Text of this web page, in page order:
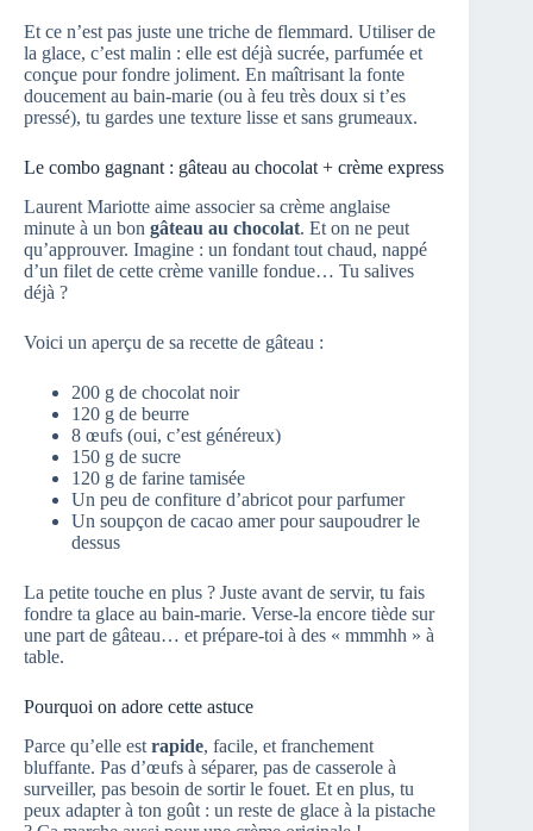
Et ce n’est pas juste une triche de flemmard. Utiliser de
la glace, c’est malin : elle est déjà sucrée, parfumée et
conçue pour fondre joliment. En maîtrisant la fonte
doucement au bain-marie (ou à feu très doux si t’es
pressé), tu gardes une texture lisse et sans grumeaux.
Le combo gagnant : gâteau au chocolat + crème express
Laurent Mariotte aime associer sa crème anglaise
minute à un bon gâteau au chocolat. Et on ne peut
qu’approuver. Imagine : un fondant tout chaud, nappé
d’un filet de cette crème vanille fondue… Tu salives
déjà ?
Voici un aperçu de sa recette de gâteau :
200 g de chocolat noir
120 g de beurre
8 œufs (oui, c’est généreux)
150 g de sucre
120 g de farine tamisée
Un peu de confiture d’abricot pour parfumer
Un soupçon de cacao amer pour saupoudrer le
dessus
La petite touche en plus ? Juste avant de servir, tu fais
fondre ta glace au bain-marie. Verse-la encore tiède sur
une part de gâteau… et prépare-toi à des « mmmhh » à
table.
Pourquoi on adore cette astuce
Parce qu’elle est rapide, facile, et franchement
bluffante. Pas d’œufs à séparer, pas de casserole à
surveiller, pas besoin de sortir le fouet. Et en plus, tu
peux adapter à ton goût : un reste de glace à la pistache